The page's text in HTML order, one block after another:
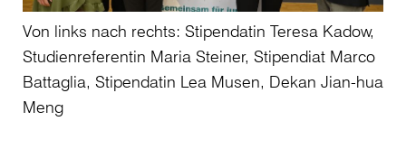
Von links nach rechts: Stipendatin Teresa Kadow,
Studienreferentin Maria Steiner, Stipendiat Marco
Battaglia, Stipendatin Lea Musen, Dekan Jian-hua
Meng